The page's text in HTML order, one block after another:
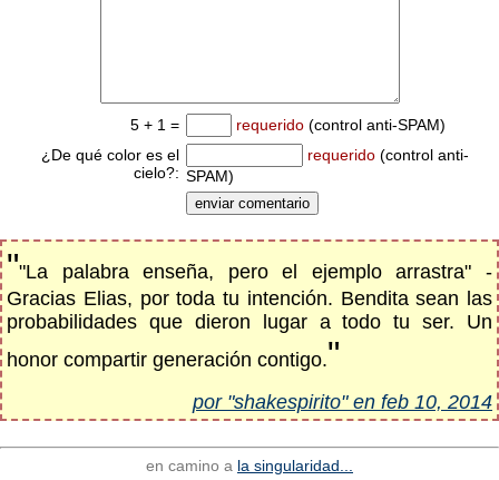
5 + 1 = requerido (control anti-SPAM)
¿De qué color es el
cielo?:
requerido (control anti-
SPAM)
""La palabra enseña, pero el ejemplo arrastra" -
Gracias Elias, por toda tu intención. Bendita sean las
probabilidades que dieron lugar a todo tu ser. Un
honor compartir generación contigo."
por "shakespirito" en feb 10, 2014
en camino a la singularidad...